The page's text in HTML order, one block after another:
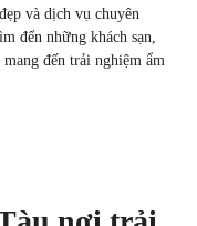
và dịch vụ chuyên
đến những khách sạn,
đến trải nghiệm ẩm